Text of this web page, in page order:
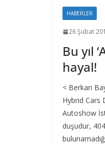
HABERLER
26 Şubat
Bu yıl
hayal!
< Berkan
Hybrid Cars
Autoshow
duşudur, 404